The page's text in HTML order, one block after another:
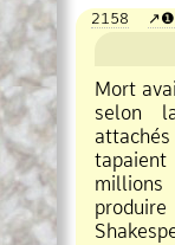
2158 ❶
Mort
selon
millions